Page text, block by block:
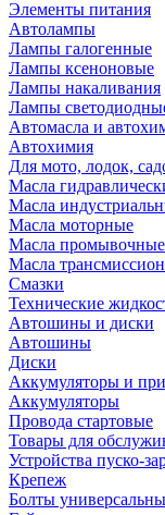
Элементы питания
Автолампы
Лампы галогенные
Лампы ксеноновые
Лампы накаливания
Лампы
Автомасла и
Автохимия
Для мото, лодок,
Масла
Масла
Масла моторные
Масла промывочные
Масла
Смазки
Технические
Автошины и диски
Автошины
Диски
Аккумуляторы и
Аккумуляторы
Провода стартовые
Товары для
Устройства пуско-
Крепеж
Болты